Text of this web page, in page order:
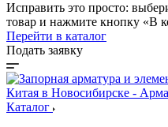
Исправить это просто:
товар и нажмите кнопку «В
Перейти в каталог
Подать заявку
Каталог